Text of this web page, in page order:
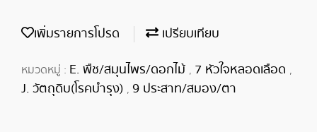
เพิ่มรายการโปรด เปรียบเทียบ
หมวดหมู่ : E. พืช/สมุนไพร/ดอกไม้ , 7 หัวใจหลอดเลือด ,
J. วัตถุดิบ(โรคบำรุง) , 9 ประสาท/สมอง/ตา